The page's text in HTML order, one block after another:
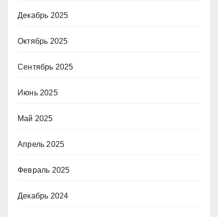
Декабрь 2025
Октябрь 2025
Сентябрь 2025
Июнь 2025
Май 2025
Апрель 2025
Февраль 2025
Декабрь 2024